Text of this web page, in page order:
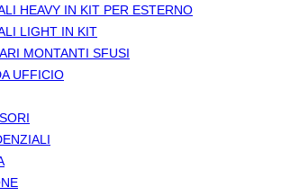
HEAVY IN KIT PER ESTERNO
LIGHT IN KIT
MONTANTI SFUSI
UFFICIO